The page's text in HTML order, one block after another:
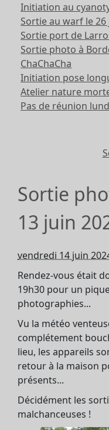
Initiation au
Sortie au warf le 26
Sortie port de
Sortie photo à
ChaChaCha
Initiation pose
Atelier nature
Pas de réunion
Sortie
13 juin
vendredi 14 juin
Rendez-vous était
19h30 pour un
photographies...
Vu la météo
complétement
lieu, les appareils
retour à la maison
présents...
Décidément les
malchanceuses !